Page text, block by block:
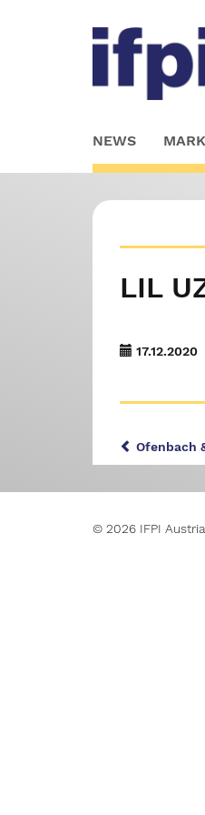
to
main
NEWS
LIL
17.12.2020
Ofenbach
© 2026 IFPI Austria